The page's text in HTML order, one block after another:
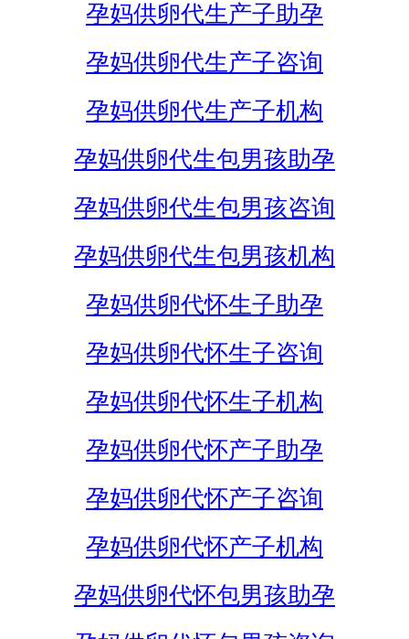
孕妈供卵代生产子助孕
孕妈供卵代生产子咨询
孕妈供卵代生产子机构
孕妈供卵代生包男孩助孕
孕妈供卵代生包男孩咨询
孕妈供卵代生包男孩机构
孕妈供卵代怀生子助孕
孕妈供卵代怀生子咨询
孕妈供卵代怀生子机构
孕妈供卵代怀产子助孕
孕妈供卵代怀产子咨询
孕妈供卵代怀产子机构
孕妈供卵代怀包男孩助孕